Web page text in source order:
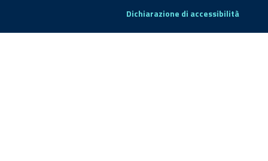
Dichiarazione di accessibilità